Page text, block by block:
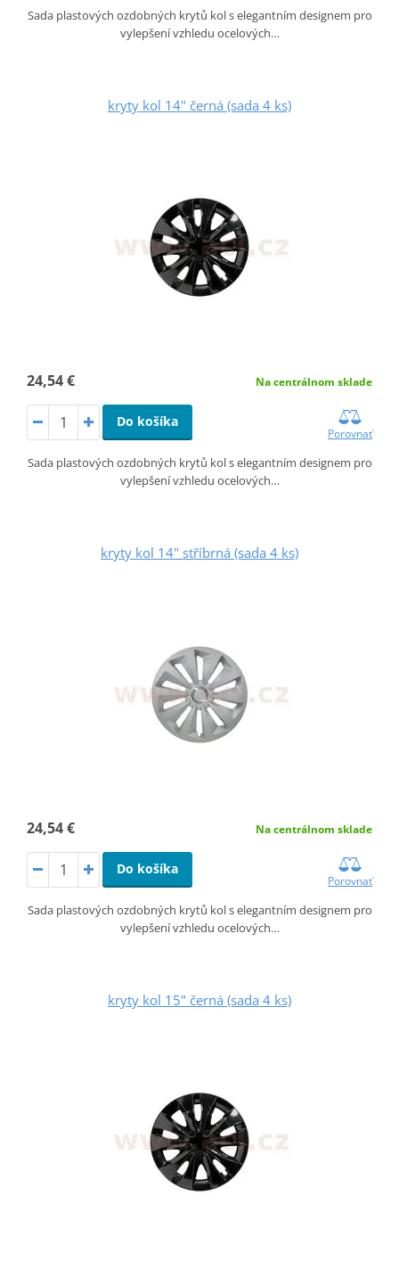
Sada plastových ozdobných krytů kol s elegantním designem pro
vylepšení vzhledu ocelových…
kryty kol 14" černá (sada 4 ks)
24,54 € Na centrálnom sklade
Do košíka
Porovnať
Sada plastových ozdobných krytů kol s elegantním designem pro
vylepšení vzhledu ocelových…
kryty kol 14" stříbrná (sada 4 ks)
24,54 € Na centrálnom sklade
Do košíka
Porovnať
Sada plastových ozdobných krytů kol s elegantním designem pro
vylepšení vzhledu ocelových…
kryty kol 15" černá (sada 4 ks)